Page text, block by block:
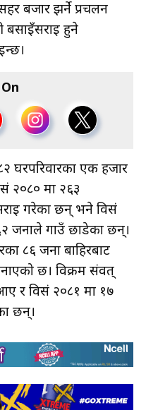
बजार झर्ने प्रचलन
बसाइँसराइ हुने
घरपरिवारका एक हजार
२०८० मा २६३
गरेका छन् भने विसं
जनाले गाउँ छाडेका छन्।
८६ जना बाहिरबाट
छ। विक्रम संवत्
र विसं २०८१ मा १७
छन्।